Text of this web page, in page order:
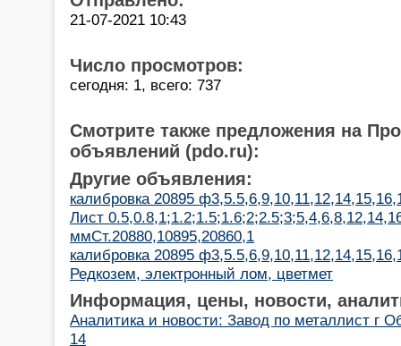
21-07-2021 10:43
Число просмотров:
сегодня: 1, всего: 737
Смотрите также предложения на
объявлений (pdo.ru):
Другие объявления:
калибровка 20895
Лист
ммСт.20880,10895,20860,1
калибровка 20895
Редкозем, электронный лом, цветмет
Информация, цены, новости,
Аналитика и новости: Завод по металлист г
14